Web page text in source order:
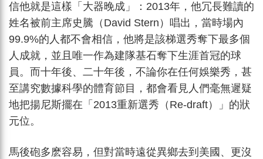
信他就是這樣「大器晚成」：2013年，他冗長難讀的
姓名被前主席史騰（David Stern）唱出，當時場內
99.9%的人都不會相信，他將是該梯選秀奪下最多個
人成就，並且唯一作為建隊基石奪下生涯首冠的球
員。而十年後、二十年後，不論你在任何娛樂秀，甚
至講究數據科學的體育節目，都會看見人們毫無遲疑
地把揚尼斯擺在「2013重新選秀（Re-draft）」的狀
元位。
馬後砲多麽容易，但對當時遠從異鄉去到美國、更沒